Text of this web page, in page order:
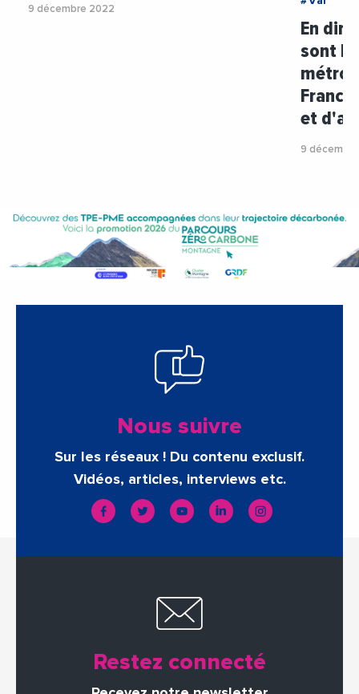
9 décembre 2022
En
sont
et
9
Nous suivre
Sur les réseaux ! Du contenu exclusif.
Vidéos, articles, interviews etc.
Restez connecté